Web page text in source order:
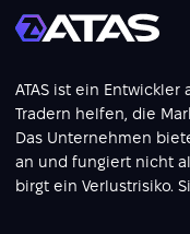
ATAS ist ein
Tradern helfen, die
Das Unternehmen
an und fungiert nicht
birgt ein Verlustrisiko.